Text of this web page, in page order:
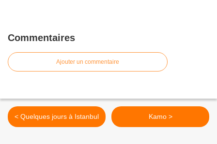
Commentaires
Ajouter un commentaire
< Quelques jours à Istanbul Kamo >